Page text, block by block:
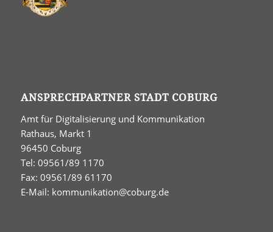
ANSPRECHPARTNER STADT COBURG
Amt für Digitalisierung und Kommunikation
Rathaus, Markt 1
96450 Coburg
Tel: 09561/89 1170
Fax: 09561/89 61170
E-Mail: kommunikation@coburg.de